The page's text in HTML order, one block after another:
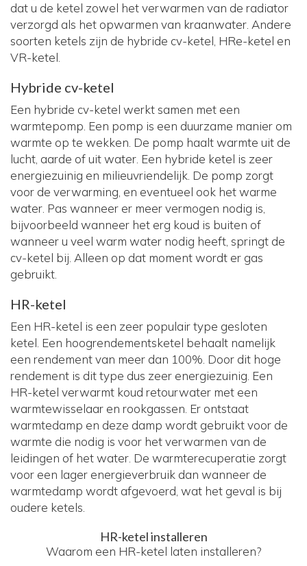
dat u de ketel zowel het verwarmen van de radiator
verzorgd als het opwarmen van kraanwater. Andere
soorten ketels zijn de hybride cv-ketel, HRe-ketel en
VR-ketel.
Hybride cv-ketel
Een hybride cv-ketel werkt samen met een
warmtepomp. Een pomp is een duurzame manier om
warmte op te wekken. De pomp haalt warmte uit de
lucht, aarde of uit water. Een hybride ketel is zeer
energiezuinig en milieuvriendelijk. De pomp zorgt
voor de verwarming, en eventueel ook het warme
water. Pas wanneer er meer vermogen nodig is,
bijvoorbeeld wanneer het erg koud is buiten of
wanneer u veel warm water nodig heeft, springt de
cv-ketel bij. Alleen op dat moment wordt er gas
gebruikt.
HR-ketel
Een HR-ketel is een zeer populair type gesloten
ketel. Een hoogrendementsketel behaalt namelijk
een rendement van meer dan 100%. Door dit hoge
rendement is dit type dus zeer energiezuinig. Een
HR-ketel verwarmt koud retourwater met een
warmtewisselaar en rookgassen. Er ontstaat
warmtedamp en deze damp wordt gebruikt voor de
warmte die nodig is voor het verwarmen van de
leidingen of het water. De warmterecuperatie zorgt
voor een lager energieverbruik dan wanneer de
warmtedamp wordt afgevoerd, wat het geval is bij
oudere ketels.
HR-ketel installeren
Waarom een HR-ketel laten installeren?